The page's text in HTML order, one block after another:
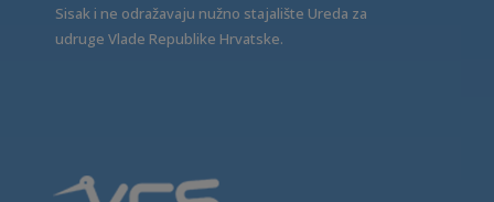
Sisak i ne odražavaju nužno stajalište Ureda za
udruge Vlade Republike Hrvatske.